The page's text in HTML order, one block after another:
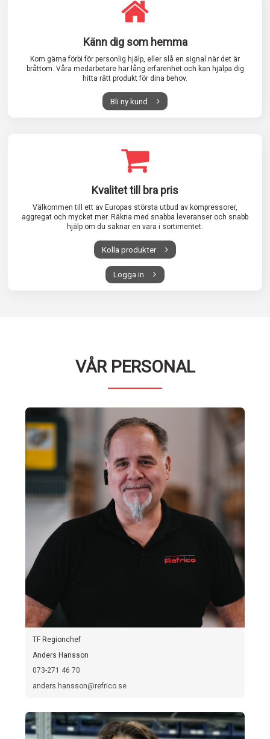
Känn dig som hemma
Kom gärna förbi för personlig hjälp, eller slå en signal när det är
bråttom. Våra medarbetare har lång erfarenhet och kan hjälpa dig
hitta rätt produkt för dina behov.
Bli ny kund
Kvalitet till bra pris
Välkommen till ett av Europas största utbud av kompressorer,
aggregat och mycket mer. Räkna med snabba leveranser och snabb
hjälp om du saknar en vara i sortimentet.
Kolla produkter
Logga in
VÅR PERSONAL
TF Regionchef
Anders Hansson
073-271 46 70
anders.hansson@refrico.se